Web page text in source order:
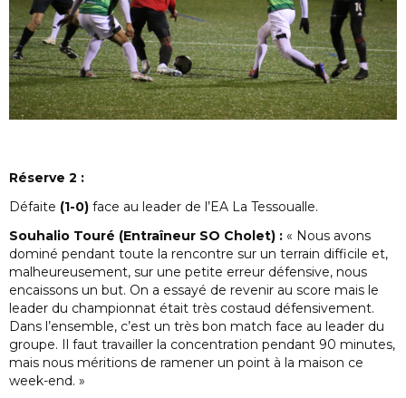
Réserve 2 :
Défaite (1-0) face au leader de l’EA La Tessoualle.
Souhalio Touré (Entraîneur SO Cholet) : « Nous avons
dominé pendant toute la rencontre sur un terrain difficile et,
malheureusement, sur une petite erreur défensive, nous
encaissons un but. On a essayé de revenir au score mais le
leader du championnat était très costaud défensivement.
Dans l’ensemble, c’est un très bon match face au leader du
groupe. Il faut travailler la concentration pendant 90 minutes,
mais nous méritions de ramener un point à la maison ce
week-end. »